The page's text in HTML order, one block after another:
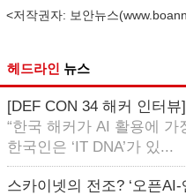
<저작권자: 보안뉴스(
헤드라인 뉴스
[DEF CON 34 해커 인터
“한국 해커가 AI 활용에
한국인은 ‘IT DNA’가 있...
스카이넷의 전조? ‘오픈